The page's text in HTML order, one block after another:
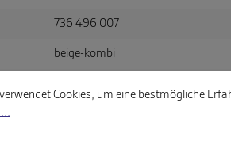
GPSR)
736 496 007
beige-kombi
Cookies, um eine bestmögliche
Cookies, um eine bestmögliche